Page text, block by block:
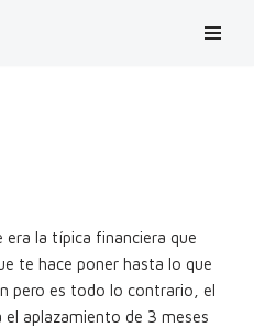
era la típica financiera que
te hace poner hasta lo que
pero es todo lo contrario, el
aplazamiento de 3 meses